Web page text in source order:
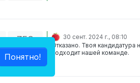
358
показы
30 сент. 2024 г., 08:10
Отказано. Твоя кандидатура
подходит нашей команде.
Понятно!